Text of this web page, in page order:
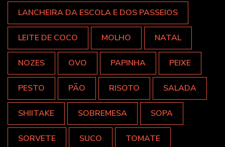
LANCHEIRA DA ESCOLA E DOS PASSEIOS
LEITE DE COCO MOLHO NATAL
NOZES OVO PAPINHA PEIXE
PESTO PÃO RISOTO SALADA
SHIITAKE SOBREMESA SOPA
SORVETE SUCO TOMATE